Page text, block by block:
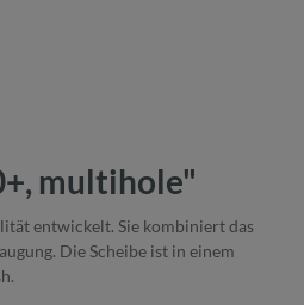
multihole"
entwickelt. Sie kombiniert das
Die Scheibe ist in einem